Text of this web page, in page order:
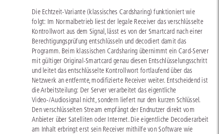
Die Echtzeit-Variante (klassisches Cardsharing) funktioniert wie
folgt: Im Normalbetrieb liest der legale Receiver das verschlüsselte
Kontrollwort aus dem Signal, lässt es von der Smartcard nach einer
Berechtigungsprüfung entschlüsseln und decodiert damit das
Programm. Beim klassischen Cardsharing übernimmt ein Card-Server
mit gültiger Original-Smartcard genau diesen Entschlüsselungsschritt
und leitet das entschlüsselte Kontrollwort fortlaufend über das
Netzwerk an entfernte, modifizierte Receiver weiter. Entscheidend ist
die Arbeitsteilung: Der Server verarbeitet das eigentliche
Video-/Audiosignal nicht, sondern liefert nur den kurzen Schlüssel.
Den verschlüsselten Stream empfängt der Endnutzer direkt vom
Anbieter über Satelliten oder Internet. Die eigentliche Decodierarbeit
am Inhalt erbringt erst sein Receiver mithilfe von Software wie